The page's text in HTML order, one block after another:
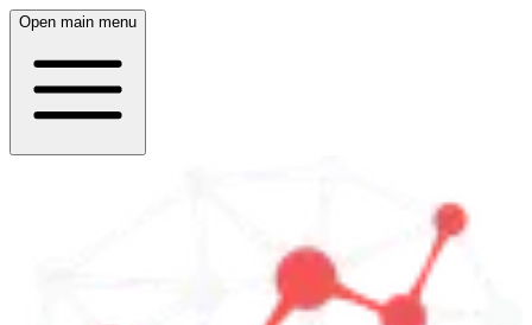
Open main menu